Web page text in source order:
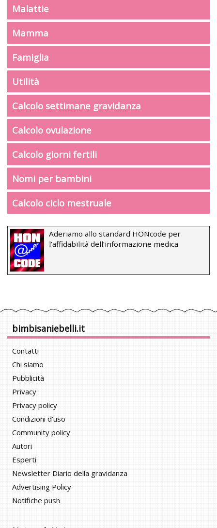
Malattie
Mamma
Famiglia
Utilità
Calcolo settimane gravidanza
Calcolo ovulazione
Calcolo giorni fertili
Nomi per bambini
Calcolo ciclo mestruale
Aderiamo allo standard HONcode per
l’affidabilità dell’informazione medica
bimbisaniebelli.it
Contatti
Chi siamo
Pubblicità
Privacy
Privacy policy
Condizioni d'uso
Community policy
Autori
Esperti
Newsletter Diario della gravidanza
Advertising Policy
Notifiche push